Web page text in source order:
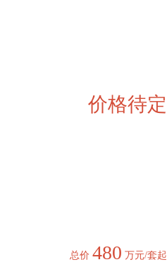
价格待定
总价 480 万元/套起